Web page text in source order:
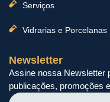
Serviços
Vidrarias e Porcelanas
Newsletter
Assine nossa Newsletter
publicações, promoções
Nome